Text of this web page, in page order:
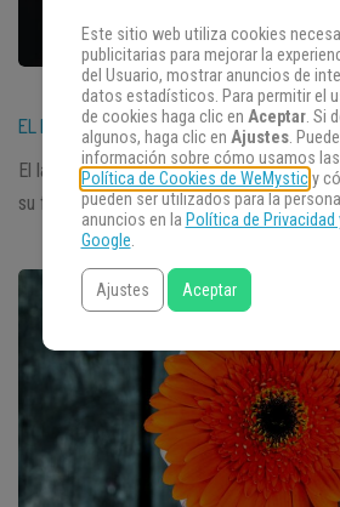
EL LADO NEGRO DE GÉMINIS. CONOCE LO
El lado negro de Géminis se expresa en
su facilidad […]
Este sitio web utiliza cookies
publicitarias para mejorar la
del Usuario, mostrar anuncios de
datos estadísticos. Para permitir el
de cookies haga clic en Aceptar. Si
algunos, haga clic en Ajustes.
información sobre cómo usamos
Política de Cookies de WeMysticy
pueden ser utilizados para la
anuncios en la Política de Privacidad
Google.
Ajustes Aceptar